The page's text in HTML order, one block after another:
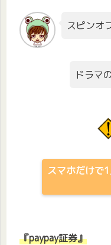
スピンオ
ドラマ
スマホだけで
『paypay証券』